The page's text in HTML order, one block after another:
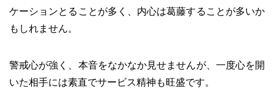
ケーションとることが多く、内心は葛藤することが多いか
もしれません。
警戒心が強く、本音をなかなか見せませんが、一度心を開
いた相手には素直でサービス精神も旺盛です。